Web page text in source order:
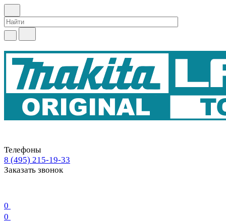
Телефоны
8 (495) 215-19-33
Заказать звонок
0
0